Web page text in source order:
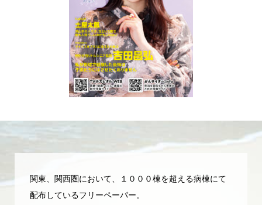
関東、関西圏において、１０００棟を超える病棟にて
配布しているフリーペーパー。